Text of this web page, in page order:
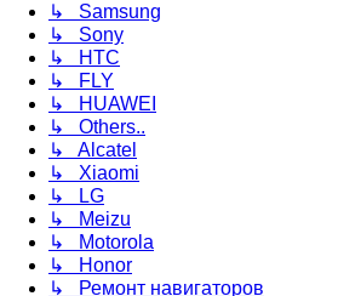
↳ Samsung
↳ Sony
↳ HTC
↳ FLY
↳ HUAWEI
↳ Others..
↳ Alcatel
↳ Xiaomi
↳ LG
↳ Meizu
↳ Motorola
↳ Honor
↳ Ремонт навигаторов